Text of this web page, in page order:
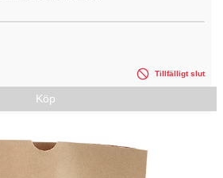
Tillfälligt slut
Köp